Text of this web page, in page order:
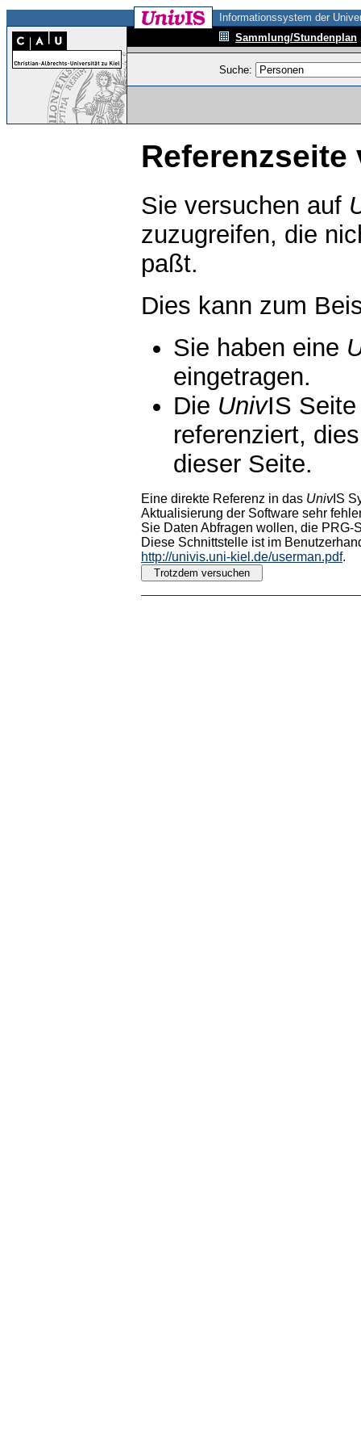
Informationssystem der
Sammlung/Stundenplan
Suche:
Referenzseite
Sie versuchen auf
zuzugreifen, die
paßt.
Dies kann zum
Sie haben eine
eingetragen.
Die UnivIS
referenziert,
dieser Seite.
Eine direkte Referenz in das UnivIS
Aktualisierung der Software sehr
Sie Daten Abfragen wollen, die PRG-
Diese Schnittstelle ist im
http://univis.uni-kiel.de/userman.pdf.